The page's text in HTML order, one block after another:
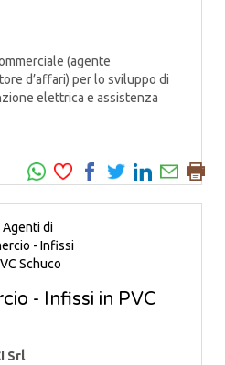
(agente
d’affari) per lo sviluppo di
elettrica e assistenza
- Infissi in PVC
Srl